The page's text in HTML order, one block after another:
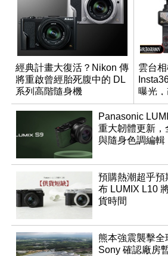
經典計畫大復活？Nikon 傳
將重啟曾經胎死腹中的 DL
系列高階隨身機
雲台
曝光
Panasonic
重大韌體更新
與隨身色調編輯
預購熱潮超乎
布 LUMIX L10
貨時間
熊本強震襲擊全
Sony 確認廠房